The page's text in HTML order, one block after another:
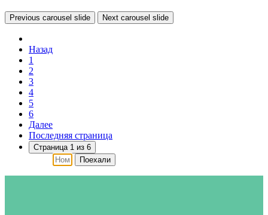
Previous carousel slide Next carousel slide
Назад
1
2
3
4
5
6
Далее
Последняя страница
Страница 1 из 6
Поехали